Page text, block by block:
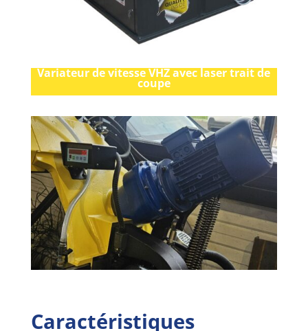
Variateur de vitesse VHZ avec laser trait de
coupe
Caractéristiques